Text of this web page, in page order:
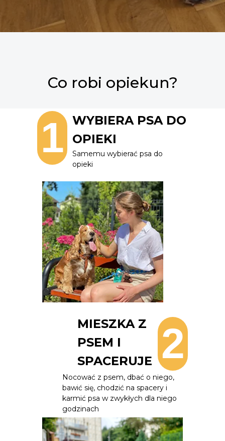
Co robi opiekun?
1
WYBIERA PSA DO
OPIEKI
Samemu wybierać psa do
opieki
2
MIESZKA Z
PSEM I
SPACERUJE
Nocować z psem, dbać o niego,
bawić się, chodzić na spacery i
karmić psa w zwykłych dla niego
godzinach